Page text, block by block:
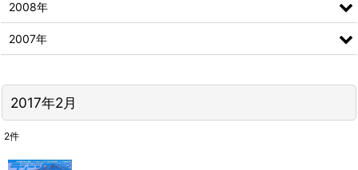
2017年2月
2件
2008年
2007年